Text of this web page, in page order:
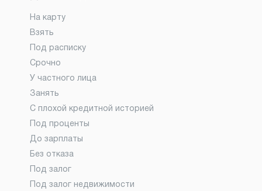
На карту
Взять
Под расписку
Срочно
У частного лица
Занять
С плохой кредитной историей
Под проценты
До зарплаты
Без отказа
Под залог
Под залог недвижимости